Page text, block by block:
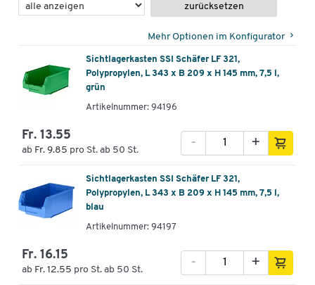
zurücksetzen
Mehr Optionen im Konfigurator
Sichtlagerkasten SSI Schäfer LF 321,
Polypropylen, L 343 x B 209 x H 145 mm, 7,5 l,
grün
Artikelnummer: 94196
Fr. 13.55
ab Fr. 9.85 pro St. ab 50 St.
+
-
Sichtlagerkasten SSI Schäfer LF 321,
Polypropylen, L 343 x B 209 x H 145 mm, 7,5 l,
blau
Artikelnummer: 94197
Fr. 16.15
ab Fr. 12.55 pro St. ab 50 St.
+
-